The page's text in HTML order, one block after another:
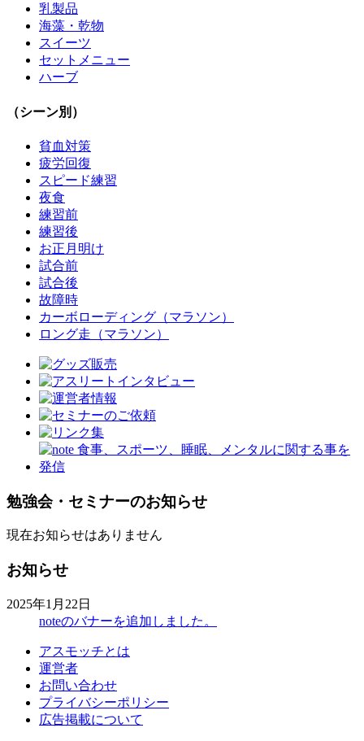
乳製品
海藻・乾物
スイーツ
セットメニュー
ハーブ
（シーン別）
貧血対策
疲労回復
スピード練習
夜食
練習前
練習後
お正月明け
試合前
試合後
故障時
カーボローディング（マラソン）
ロング走（マラソン）
勉強会・セミナーのお知らせ
現在お知らせはありません
お知らせ
2025年1月22日
noteのバナーを追加しました。
アスモッチとは
運営者
お問い合わせ
プライバシーポリシー
広告掲載について